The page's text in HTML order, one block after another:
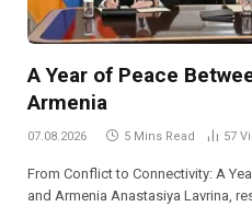
A Year of Peace
Armenia
07.08.2026 5 Mins Read 57
From Conflict to Connectivity: A
and Armenia Anastasiya Lavrina,